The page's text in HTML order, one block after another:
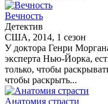
Вечность
Детектив
США, 2014, 1 сезон
У доктора Генри
эксперта Нью-Йорка,
только, чтобы
чтобы раскрыть...
Анатомия страсти